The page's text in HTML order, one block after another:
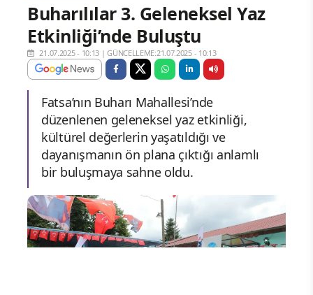
Buharılılar 3. Geleneksel Yaz
Etkinliği’nde Buluştu
21.07.2025 - 10:13 |GÜNCELLEME:21.07.2025 - 10:13
Fatsa’nın Buharı Mahallesi’nde
düzenlenen geleneksel yaz etkinliği,
kültürel değerlerin yaşatıldığı ve
dayanışmanın ön plana çıktığı anlamlı
bir buluşmaya sahne oldu.